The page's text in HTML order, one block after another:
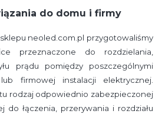
do domu i firmy
neoled.com.pl przygotowaliśmy
przeznaczone do rozdzielania,
prądu pomiędzy poszczególnymi
firmowej instalacji elektrycznej.
rodzaj odpowiednio zabezpieczonej
do łączenia, przerywania i rozdziału